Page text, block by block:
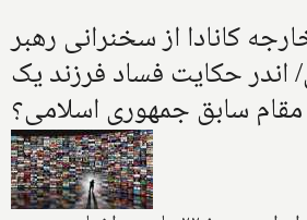
کانادا از سخنرانی رهبر
حکایت فساد فرزند یک
مقام سابق جمهوری اسلامی؟